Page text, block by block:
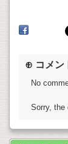
⊕ コメン
No
Sorry, the